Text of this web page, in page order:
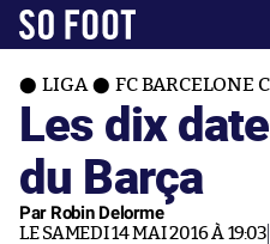
LIGA FC BARCELONE
Les dix
du Barça
Par Robin Delorme
LE SAMEDI 14 MAI 2016 À 19:03